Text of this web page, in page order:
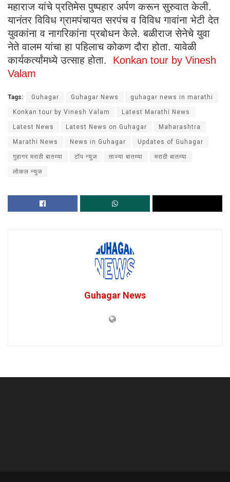
महाराज यांचे प्रतिमेस पुष्पहार अर्पण करून सुरुवात केली.
यानंतर विविध ग्रामपंचायत सरपंच व विविध गावांना भेटी देत
युवकांना व नागरिकांना प्रबोधन केले. बळीराज सेनेचे युवा
नेते वालम यांचा हा पहिलाच कोकण दौरा होता. यावेळी
कार्यकर्त्यांमध्ये उत्साह होता. Konkan tour by Vinesh
Valam
Tags: Guhagar Guhagar News guhagar news in marathi
Konkan tour by Vinesh Valam Latest Marathi News
Latest News Latest News on Guhagar Maharashtra
Marathi News News in Guhagar Updates of Guhagar
गुहागर मराठी बातम्या टॉप न्युज ताज्या बातम्या मराठी बातम्या
लोकल न्युज
Guhagar News